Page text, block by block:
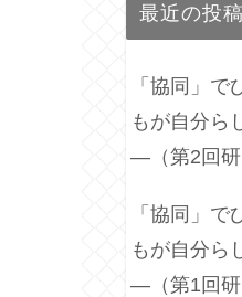
最近の投稿
「協同」
もが自分ら
―（第2回研
「協同」
もが自分ら
―（第1回研